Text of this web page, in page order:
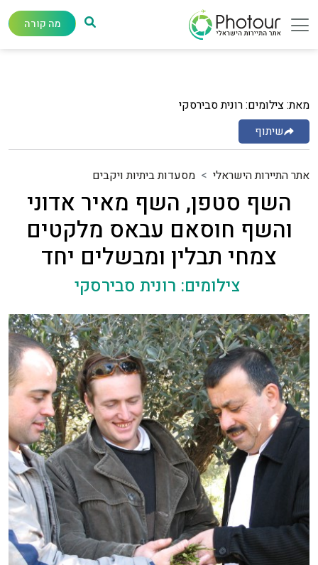
מה קורה
מאת: צילומים: רונית סבירסקי
שיתוף
אתר התיירות הישראלי מסעדות ביתיות ויקבים
השף סטפן, השף מאיר אדוני
והשף חוסאם עבאס מלקטים
צמחי תבלין ומבשלים יחד
צילומים: רונית סבירסקי